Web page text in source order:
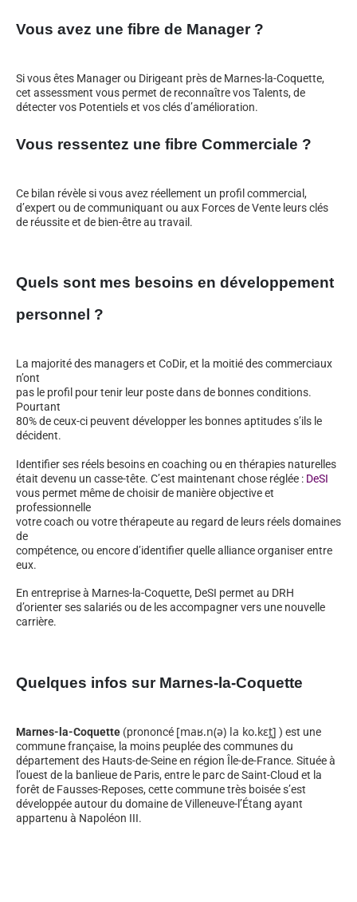
Vous avez une fibre de Manager ?
Si vous êtes Manager ou Dirigeant près de Marnes-la-Coquette,
cet assessment vous permet de reconnaître vos Talents, de
détecter vos Potentiels et vos clés d’amélioration.
Vous ressentez une fibre Commerciale ?
Ce bilan révèle si vous avez réellement un profil commercial,
d’expert ou de communiquant ou aux Forces de Vente leurs clés
de réussite et de bien-être au travail.
Quels sont mes besoins en développement
personnel ?
La majorité des managers et CoDir, et la moitié des commerciaux
n’ont
pas le profil pour tenir leur poste dans de bonnes conditions.
Pourtant
80% de ceux-ci peuvent développer les bonnes aptitudes s’ils le
décident.
Identifier ses réels besoins en coaching ou en thérapies naturelles
était devenu un casse-tête. C’est maintenant chose réglée : DeSI
vous permet même de choisir de manière objective et
professionnelle
votre coach ou votre thérapeute au regard de leurs réels domaines
de
compétence, ou encore d’identifier quelle alliance organiser entre
eux.
En entreprise à Marnes-la-Coquette, DeSI permet au DRH
d’orienter ses salariés ou de les accompagner vers une nouvelle
carrière.
Quelques infos sur Marnes-la-Coquette
Marnes-la-Coquette (prononcé [maʁ.n(ə) la ko.kɛt̪] ) est une
commune française, la moins peuplée des communes du
département des Hauts-de-Seine en région Île-de-France. Située à
l’ouest de la banlieue de Paris, entre le parc de Saint-Cloud et la
forêt de Fausses-Reposes, cette commune très boisée s’est
développée autour du domaine de Villeneuve-l’Étang ayant
appartenu à Napoléon III.